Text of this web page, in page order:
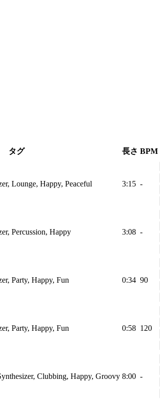
タグ 長さ BPM
Lounge, Happy, Peaceful 3:15 -
Percussion, Happy 3:08 -
Party, Happy, Fun 0:34 90
Party, Happy, Fun 0:58 120
Clubbing, Happy, Groovy 8:00 -